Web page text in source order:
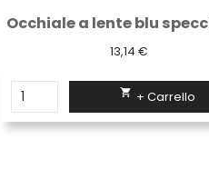
Caschetto
35,63 €
 + Carrello